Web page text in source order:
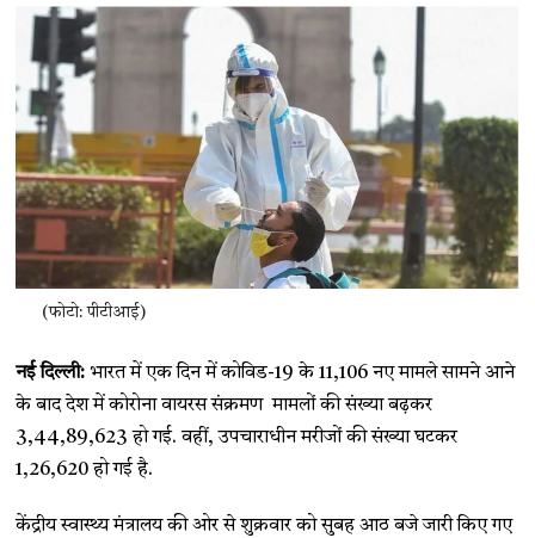
(फोटो: पीटीआई)
नई दिल्ली: भारत में एक दिन में कोविड-19 के 11,106 नए मामले सामने आने
के बाद देश में कोरोना वायरस संक्रमण मामलों की संख्या बढ़कर
3,44,89,623 हो गई. वहीं, उपचाराधीन मरीजों की संख्या घटकर
1,26,620 हो गई है.
केंद्रीय स्वास्थ्य मंत्रालय की ओर से शुक्रवार को सुबह आठ बजे जारी किए गए